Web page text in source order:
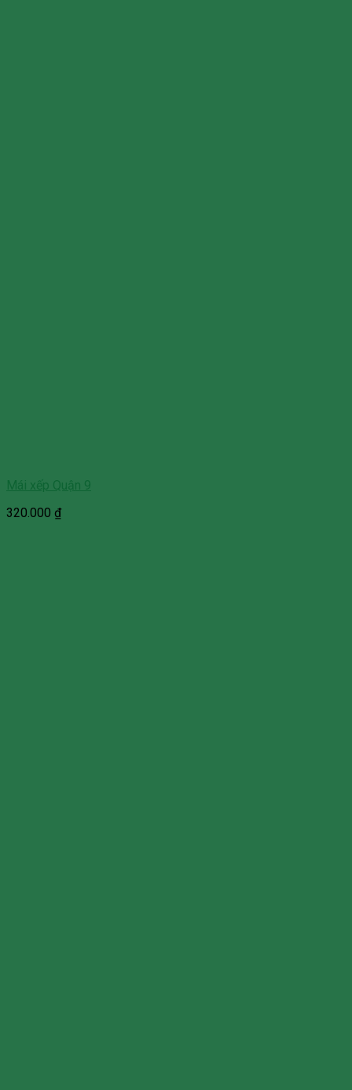
Mái xếp Quận 9
320.000 ₫